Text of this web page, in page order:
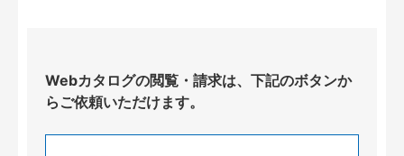
Webカタログの閲覧・請求は、下記のボタンか
らご依頼いただけます。